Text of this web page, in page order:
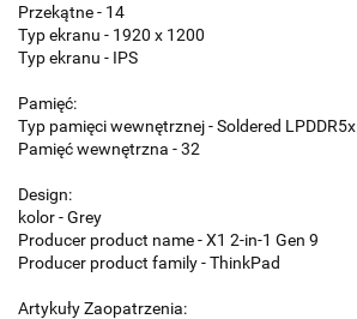
Przekątne - 14
Typ ekranu - 1920 x 1200
Typ ekranu - IPS
Pamięć:
Typ pamięci wewnętrznej - Soldered LPDDR5x
Pamięć wewnętrzna - 32
Design:
kolor - Grey
Producer product name - X1 2-in-1 Gen 9
Producer product family - ThinkPad
Artykuły Zaopatrzenia: